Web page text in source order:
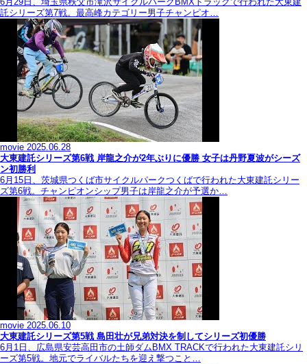
託シリーズ第7戦。最高峰カテゴリー男子チャンピオ…
movie 2025.06.28
大東建託シリーズ第6戦 岸龍之介が2年ぶりに優勝 女子は丹野夏波がシーズ
ン初勝利
6月15日、茨城県つくば市サイクルパークつくばで行われた大東建託シリー
ズ第6戦。チャンピオンシップ男子は岸龍之介が予選か…
movie 2025.06.10
大東建託シリーズ第5戦 島田壮が兄弟対決を制してシリーズ初優勝
6月1日、広島県安芸高田市の土師ダムBMX TRACKで行われた大東建託シリ
ーズ第5戦。地元でライバルたちを迎え撃つこと…